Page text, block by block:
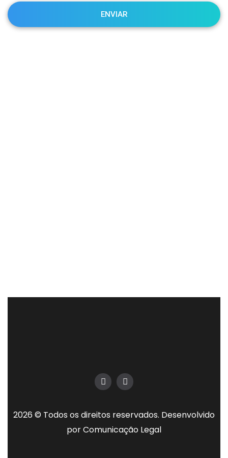
2026 © Todos os direitos reservados. Desenvolvido
porComunicação Legal